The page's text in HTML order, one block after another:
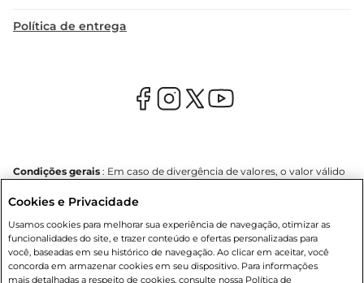
Política de entrega
Condições gerais : Em caso de divergência de valores, o valor válido
confirmação de estoque. Compras podem ser canceladas em caso
número de clientes as nossas promoções, a compra de produtos
com preços promocionais poderá ter sua quantidade limitada por
cliente. Os preços, ofertas e condições são exclusivos para o e-
commerce e válidos durante o dia de hoje, podendo sofrer alterações
Cookies e Privacidade
Usamos cookies para melhorar sua experiência de navegação, otimizar as
funcionalidades do site, e trazer conteúdo e ofertas personalizadas para
você, baseadas em seu histórico de navegação. Ao clicar em aceitar, você
concorda em armazenar cookies em seu dispositivo. Para informações
mais detalhadas a respeito de cookies, consulte nossa Política de